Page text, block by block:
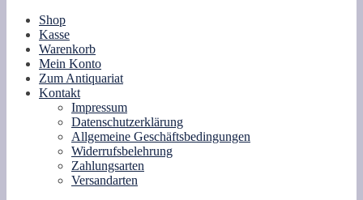
Shop
Kasse
Warenkorb
Mein Konto
Zum Antiquariat
Kontakt
Impressum
Datenschutzerklärung
Allgemeine Geschäftsbedingungen
Widerrufsbelehrung
Zahlungsarten
Versandarten